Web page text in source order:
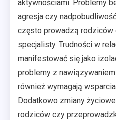
aktywnościami. Problemy
agresja czy
często prowadzą
specjalisty. Trudności w
manifestować się jako
problemy z
również wymagają
Dodatkowo zmiany
rodziców czy